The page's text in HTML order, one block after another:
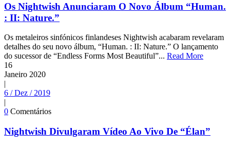
Os Nightwish Anunciaram O Novo Álbum “Human.
: II: Nature.”
Os metaleiros sinfónicos finlandeses Nightwish acabaram revelaram
detalhes do seu novo álbum, “Human. : II: Nature.” O lançamento
do sucessor de “Endless Forms Most Beautiful”... Read More
16
Janeiro 2020
|
6 / Dez / 2019
|
0 Comentários
Nightwish Divulgaram Vídeo Ao Vivo De “Élan”